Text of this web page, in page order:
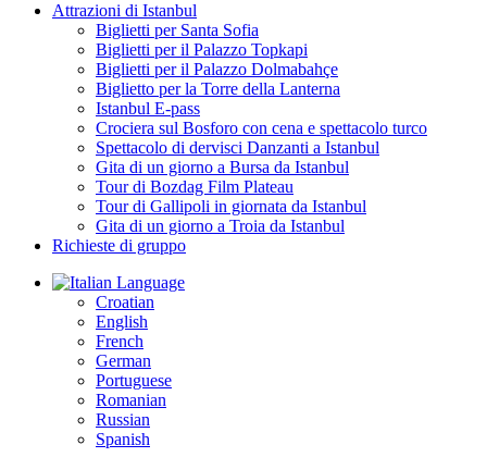
Attrazioni di Istanbul
Biglietti per Santa Sofia
Biglietti per il Palazzo Topkapi
Biglietti per il Palazzo Dolmabahçe
Biglietto per la Torre della Lanterna
Istanbul E-pass
Crociera sul Bosforo con cena e spettacolo turco
Spettacolo di dervisci Danzanti a Istanbul
Gita di un giorno a Bursa da Istanbul
Tour di Bozdag Film Plateau
Tour di Gallipoli in giornata da Istanbul
Gita di un giorno a Troia da Istanbul
Richieste di gruppo
Language
Croatian
English
French
German
Portuguese
Romanian
Russian
Spanish